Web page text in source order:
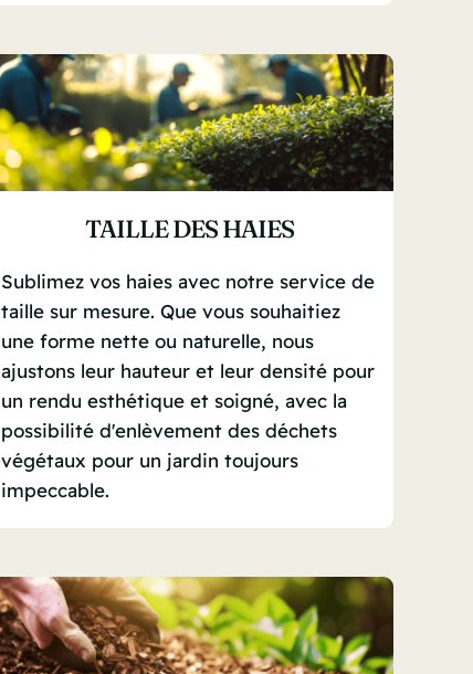
TAILLE DES HAIES
Sublimez vos haies avec notre service de
taille sur mesure. Que vous souhaitiez
une forme nette ou naturelle, nous
ajustons leur hauteur et leur densité pour
un rendu esthétique et soigné, avec la
possibilité d'enlèvement des déchets
végétaux pour un jardin toujours
impeccable.